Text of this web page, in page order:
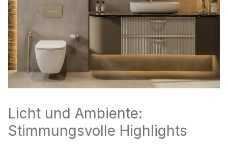
Licht und Ambiente:
Stimmungsvolle Highlights